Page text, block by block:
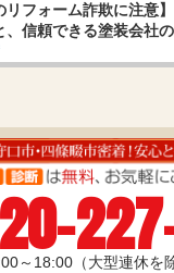
リフォーム詐欺に注意
、信頼できる塗装会社
～18:00（大型連休を